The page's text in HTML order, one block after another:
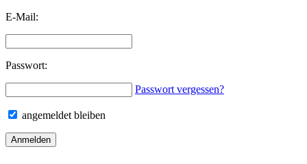
E-Mail:
Passwort:
Passwort vergessen?
angemeldet bleiben